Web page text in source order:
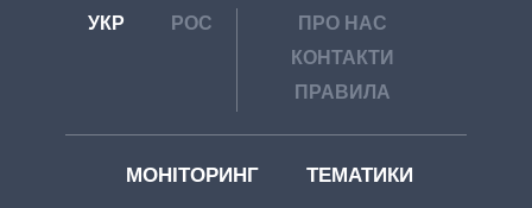
УКР РОС
ПРО НАС
КОНТАКТИ
ПРАВИЛА
МОНІТОРИНГ ТЕМАТИКИ